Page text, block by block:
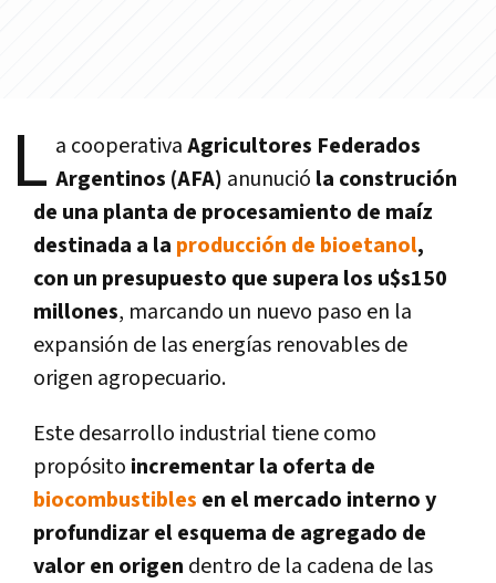
L a cooperativaAgricultores Federados
Argentinos (AFA) anunució la construción
de una planta de procesamiento de maíz
destinada a la producción de bioetanol,
con un presupuesto que supera los u$s150
millones, marcando un nuevo paso en la
expansión de las energías renovables de
origen agropecuario.
Este desarrollo industrial tiene como
propósito incrementar la oferta de
biocombustibles en el mercado interno y
profundizar el esquema de agregado de
valor en origen dentro de la cadena de las